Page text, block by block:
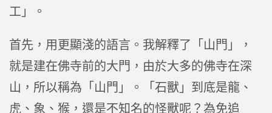
工」。
首先，用更顯淺的語言。我解釋了「山門」，
就是建在佛寺前的大門，由於大多的佛寺在深
山，所以稱為「山門」。「石獸」到底是龍、
虎、象、猴，還是不知名的怪獸呢？為免追